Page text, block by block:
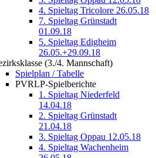
4. Spieltag Tricolore 26.05.18
7. Spieltag Grünstadt
01.09.18
5. Spieltag Edigheim
26.05.+29.09.18
(3./4. Mannschaft)
Spielplan / Tabelle
PVRLP-Spielberichte
1. Spieltag Niederfeld
14.04.18
2. Spieltag Grünstadt
21.04.18
3. Spieltag Oppau 12.05.18
4. Spieltag Wachenheim